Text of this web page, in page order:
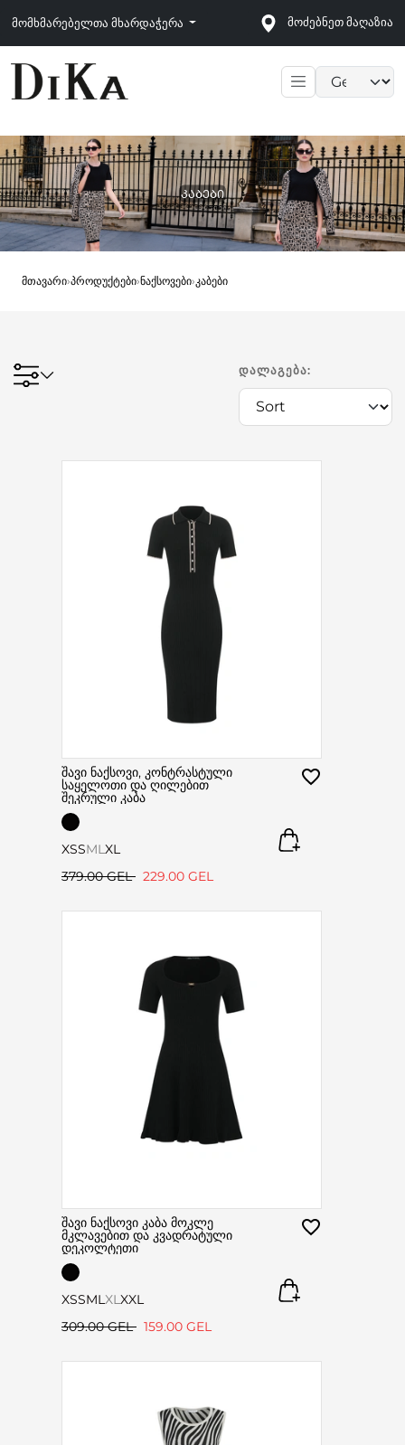
მომხმარებელთა მხარდაჭერა მოძებნეთ მაღაზია
ᲙᲐᲑᲔᲑᲘ
მთავარი›პროდუქტები›ნაქსოვები›კაბები
ᲓᲐᲚᲐᲒᲔᲑᲐ:
შავი ნაქსოვი, კონტრასტული
საყელოთი და ღილებით
შეკრული კაბა
XSSML XL
379.00 GEL 229.00 GEL
შავი ნაქსოვი კაბა მოკლე
მკლავებით და კვადრატული
დეკოლტეთი
XSSML XL XXL
309.00 GEL 159.00 GEL